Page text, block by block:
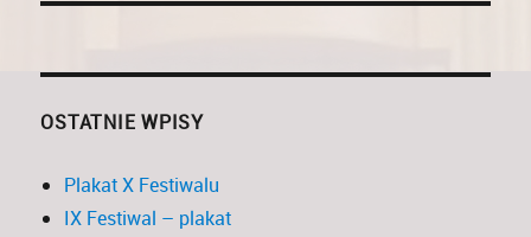
OSTATNIE WPISY
Plakat X Festiwalu
IX Festiwal – plakat